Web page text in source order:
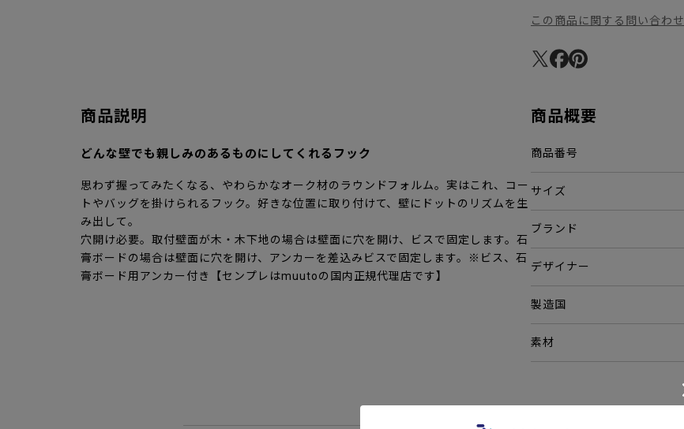
この商品に関する問い合わせ
商品説明
どんな壁でも親しみのあるものにしてくれるフック
思わず握ってみたくなる、やわらかなオーク材のラウンドフォルム。実はこれ、コー
トやバッグを掛けられるフック。好きな位置に取り付けて、壁にドットのリズムを生
み出して。
穴開け必要。取付壁面が木・木下地の場合は壁面に穴を開け、ビスで固定します。石
膏ボードの場合は壁面に穴を開け、アンカーを差込みビスで固定します。※ビス、石
膏ボード用アンカー付き【センプレはmuutoの国内正規代理店です】
商品概要
商品番号
サイズ
ブランド
デザイナー
製造国
素材